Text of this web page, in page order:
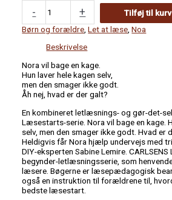
-
bager
en
kage
+
Tilføj til kurv
Børn og forældre ,Let at læse ,Noa
Beskrivelse
Nora vil bage en kage.
Hun laver hele kagen selv,
men den smager ikke godt.
Åh nej, hvad er der galt?
En kombineret letlæsnings- og gør-det-
Læsestarts-serie. Nora vil bage en kage.
selv, men den smager ikke godt. Hvad er
Heldigvis får Nora hjælp undervejs med
DIY-eksperten Sabine Lemire. CARLSENS
begynder-letlæsningsserie, som
læsere. Bøgerne er læsepædagogisk
også en instruktion til forældrene til,
bedste læsestart.